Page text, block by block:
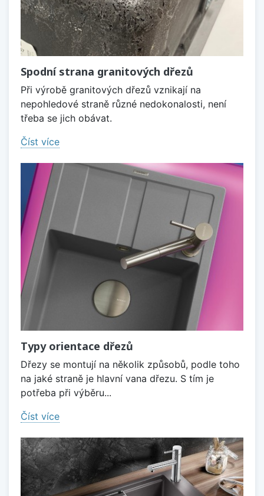
Spodní strana granitových dřezů
Při výrobě granitových dřezů vznikají na
nepohledové straně různé nedokonalosti, není
třeba se jich obávat.
Číst více
Typy orientace dřezů
Dřezy se montují na několik způsobů, podle toho
na jaké straně je hlavní vana dřezu. S tím je
potřeba při výběru...
Číst více